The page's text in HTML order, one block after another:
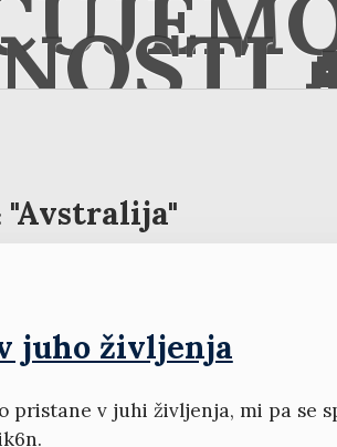
"Avstralija"
juho življenja
pristane v juhi življenja, mi pa se